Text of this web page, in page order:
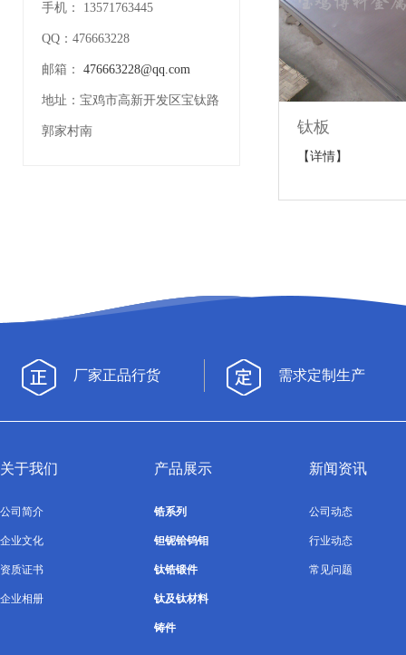
手机： 13571763445
QQ： 476663228
邮箱： 476663228@qq.com
地址： 宝鸡市高新开发区宝钛路
郭家村南 钛板
【详情】
厂家正品行货 需求定制生产
关于我们
公司简介
企业文化
资质证书
企业相册
产品展示
锆系列
钽铌铪钨钼
钛锆锻件
钛及钛材料
铸件
新闻资讯
公司动态
行业动态
常见问题